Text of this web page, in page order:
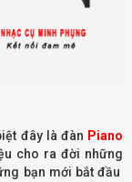
đây là đàn Piano
cho ra đời những
bạn mới bắt đầu